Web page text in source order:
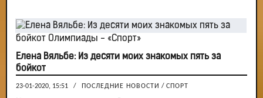
Елена Вяльбе: Из десяти моих знакомых пять за
бойкот
23-01-2020, 15:51 / ПОСЛЕДНИЕ НОВОСТИ / СПОРТ